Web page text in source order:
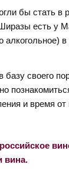
бы стать в
есть у
своего
и время
вина.